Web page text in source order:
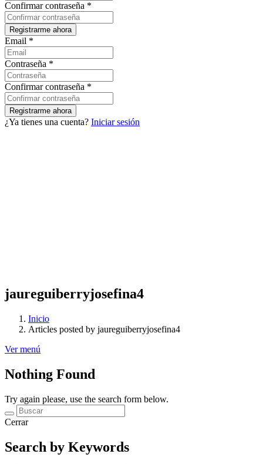
Confirmar contraseña *
Email *
Contraseña *
Confirmar contraseña *
¿Ya tienes una cuenta? Iniciar sesión
jaureguiberryjosefina4
Inicio
Articles posted by jaureguiberryjosefina4
Ver menú
Nothing Found
Try again please, use the search form below.
Cerrar
Search by Keywords